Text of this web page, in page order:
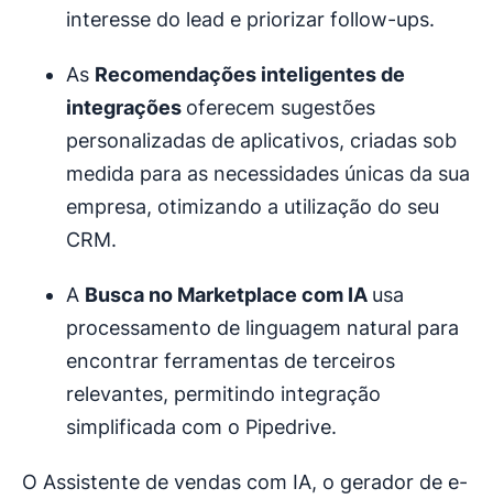
interesse do lead e priorizar follow-ups.
As Recomendações inteligentes de
integrações oferecem sugestões
personalizadas de aplicativos, criadas sob
medida para as necessidades únicas da sua
empresa, otimizando a utilização do seu
CRM.
A Busca no Marketplace com IA usa
processamento de linguagem natural para
encontrar ferramentas de terceiros
relevantes, permitindo integração
simplificada com o Pipedrive.
O Assistente de vendas com IA, o gerador de e-